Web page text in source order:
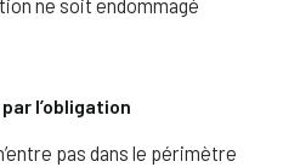
ne soit endommagé
l’obligation
pas dans le périmètre